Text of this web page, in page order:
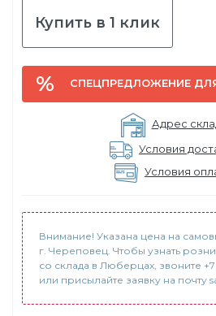
Купить в 1 клик
СПЕЦПРЕДЛОЖЕНИЕ
Адрес
Условия
Условия
Внимание! Указана цена на
г. Череповец. Чтобы узнать
со склада в Люберцах, звоните +7
или присылайте заявку на почту